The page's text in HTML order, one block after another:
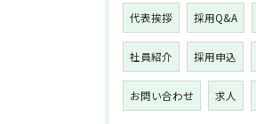
代表挨拶 採用Q&A
社員紹介 採用申込
お問い合わせ 求人